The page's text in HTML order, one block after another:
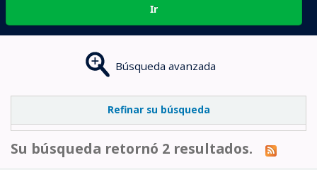
Ir
Búsqueda avanzada
Refinar su búsqueda
Su búsqueda retornó 2 resultados.